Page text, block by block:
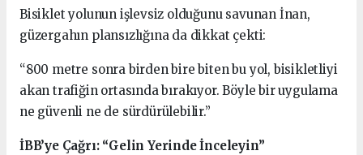
Bisiklet yolunun işlevsiz olduğunu savunan İnan,
güzergahın plansızlığına da dikkat çekti:
“800 metre sonra birden bire biten bu yol, bisikletliyi
akan trafiğin ortasında bırakıyor. Böyle bir uygulama
ne güvenli ne de sürdürülebilir.”
İBB’ye Çağrı: “Gelin Yerinde İnceleyin”